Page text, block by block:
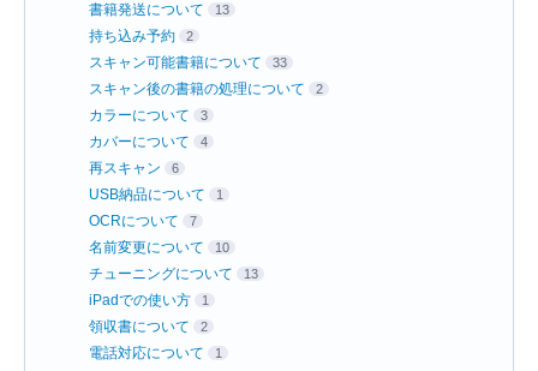
書籍発送について 13
持ち込み予約 2
スキャン可能書籍について 33
スキャン後の書籍の処理について 2
カラーについて 3
カバーについて 4
再スキャン 6
USB納品について 1
OCRについて 7
名前変更について 10
チューニングについて 13
iPadでの使い方 1
領収書について 2
電話対応について 1